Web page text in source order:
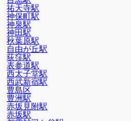
祐天寺駅
神保町駅
神泉駅
神田駅
秋葉原駅
自由が丘駅
荻窪駅
表参道駅
西太子堂駅
西武新宿駅
豊島区
豊洲駅
赤坂見附駅
赤坂駅